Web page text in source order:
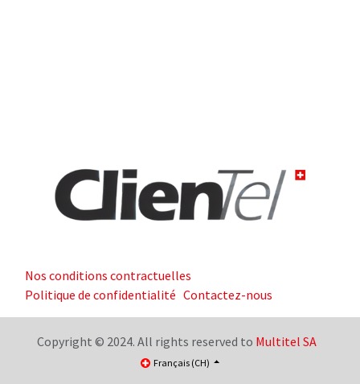
Nos conditions contractuelles
Politique de confidentialité Contactez-nous
Copyright © 2024. All rights reserved to Multitel SA
Français (CH)